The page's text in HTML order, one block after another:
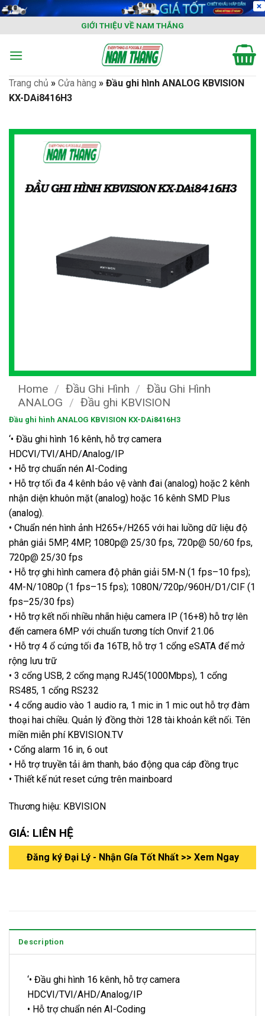
Skip
content
GIỚI THIỆU VỀ NAM THẮNG
Trang chủ » Cửa hàng » Đầu ghi hình ANALOG KBVISION
KX-DAi8416H3
Home / Đầu Ghi Hình / Đầu Ghi Hình
ANALOG / Đầu ghi KBVISION
Đầu ghi hình ANALOG KBVISION KX-DAi8416H3
‘• Đầu ghi hình 16 kênh, hỗ trợ camera
HDCVI/TVI/AHD/Analog/IP
• Hỗ trợ chuẩn nén AI-Coding
• Hỗ trợ tối đa 4 kênh bảo vệ vành đai (analog) hoặc 2 kênh
nhận diện khuôn mặt (analog) hoặc 16 kênh SMD Plus
(analog).
• Chuẩn nén hình ảnh H265+/H265 với hai luồng dữ liệu độ
phân giải 5MP, 4MP, 1080p@ 25/30 fps, 720p@ 50/60 fps,
720p@ 25/30 fps
• Hỗ trợ ghi hình camera độ phân giải 5M-N (1 fps–10 fps);
4M-N/1080p (1 fps–15 fps); 1080N/720p/960H/D1/CIF (1
fps–25/30 fps)
• Hỗ trợ kết nối nhiều nhãn hiệu camera IP (16+8) hỗ trợ lên
đến camera 6MP với chuẩn tương tích Onvif 21.06
• Hỗ trợ 4 ổ cứng tối đa 16TB, hỗ trợ 1 cổng eSATA để mở
rộng lưu trữ
• 3 cổng USB, 2 cổng mạng RJ45(1000Mbps), 1 cổng
RS485, 1 cổng RS232
• 4 cổng audio vào 1 audio ra, 1 mic in 1 mic out hỗ trợ đàm
thoại hai chiều. Quản lý đồng thời 128 tài khoản kết nối. Tên
miền miễn phí KBVISION.TV
• Cổng alarm 16 in, 6 out
• Hỗ trợ truyền tải âm thanh, báo động qua cáp đồng trục
• Thiết kế nút reset cứng trên mainboard
Thương hiệu: KBVISION
GIÁ: LIÊN HỆ
Đăng ký Đại Lý - Nhận Gía Tốt Nhất >> Xem Ngay
Description
‘• Đầu ghi hình 16 kênh, hỗ trợ camera
HDCVI/TVI/AHD/Analog/IP
• Hỗ trợ chuẩn nén AI-Coding